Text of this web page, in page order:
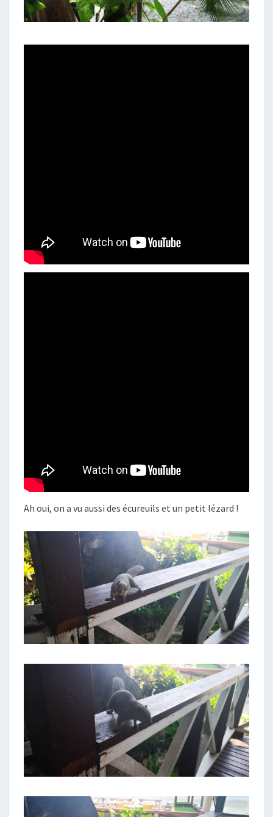
Ah oui, on a vu aussi des écureuils et un petit lézard !